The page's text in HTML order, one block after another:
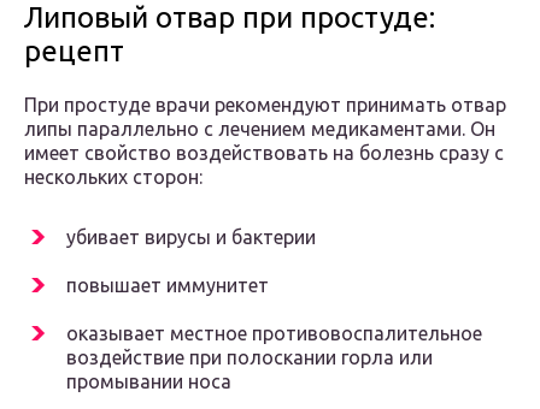
Липовый отвар при простуде:
рецепт
При простуде врачи рекомендуют принимать отвар
липы параллельно с лечением медикаментами. Он
имеет свойство воздействовать на болезнь сразу с
нескольких сторон:
убивает вирусы и бактерии
повышает иммунитет
оказывает местное противовоспалительное
воздействие при полоскании горла или
промывании носа